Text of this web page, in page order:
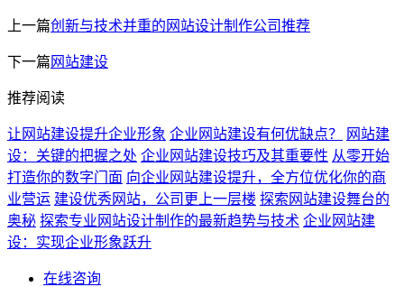
上一篇创新与技术并重的网站设计制作公司推荐
下一篇 网站建设
推荐阅读
让网站建设提升企业形象 企业网站建设有何优缺点？
网站建
设：关键的把握之处 企业网站建设技巧及其重要性 从零开始
打造你的数字门面 向企业网站建设提升，全方位优化你的商
业营运 建设优秀网站，公司更上一层楼 探索网站建设舞台的
奥秘 探索专业网站设计制作的最新趋势与技术 企业网站建
设：实现企业形象跃升
在线咨询